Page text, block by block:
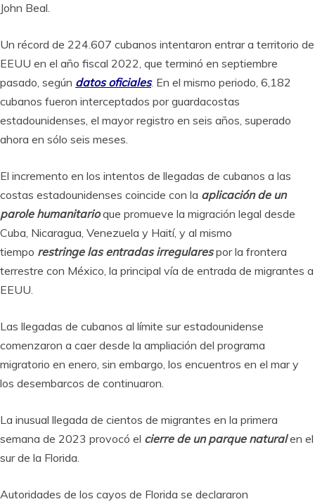
John Beal.
Un récord de 224.607 cubanos intentaron entrar a territorio de
EEUU en el año fiscal 2022, que terminó en septiembre
pasado, según datos oficiales. En el mismo periodo, 6,182
cubanos fueron interceptados por guardacostas
estadounidenses, el mayor registro en seis años, superado
ahora en sólo seis meses.
El incremento en los intentos de llegadas de cubanos a las
costas estadounidenses coincide con la aplicación de un
parole humanitarioque promueve la migración legal desde
Cuba, Nicaragua, Venezuela y Haití, y al mismo
tiempo restringe las entradas irregularespor la frontera
terrestre con México, la principal vía de entrada de migrantes a
EEUU.
Las llegadas de cubanos al límite sur estadounidense
comenzaron a caer desde la ampliación del programa
migratorio en enero, sin embargo, los encuentros en el mar y
los desembarcos de continuaron.
La inusual llegada de cientos de migrantes en la primera
semana de 2023 provocó el cierre de un parque naturalen el
sur de la Florida.
Autoridades de los cayos de Florida se declararon